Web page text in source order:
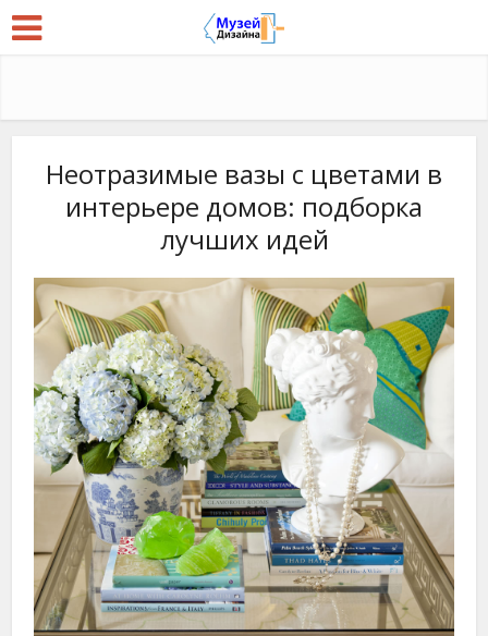
Неотразимые вазы с цветами в
интерьере домов: подборка
лучших идей